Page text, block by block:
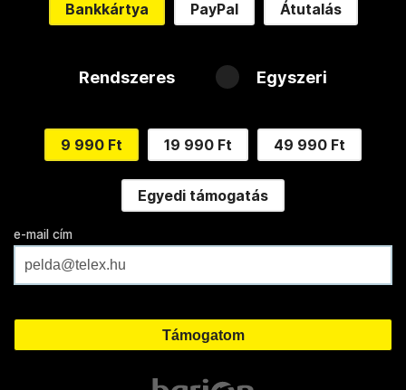
Bankkártya PayPal Átutalás
Rendszeres Egyszeri
9 990 Ft 19 990 Ft 49 990 Ft
Egyedi támogatás
e-mail cím